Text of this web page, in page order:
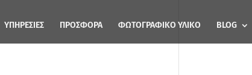
ΥΠΗΡΕΣΙΕΣ ΠΡΟΣΦΟΡΑ ΦΩΤΟΓΡΑΦΙΚΟ ΥΛΙΚΟ BLOG